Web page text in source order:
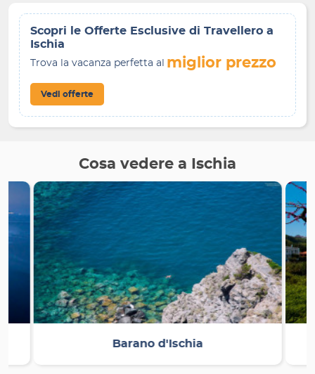
Scopri le Offerte Esclusive di Travellero a
Ischia
Trova la vacanza perfetta al miglior prezzo
Vedi offerte
Cosa vedere a Ischia
Barano d'Ischia